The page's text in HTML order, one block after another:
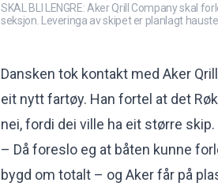
SKAL BLI LENGRE: Aker Qrill Company skal
seksjon. Leveringa av skipet er planlagt
Dansken tok kontakt med Aker
eit nytt fartøy. Han fortel at det
nei, fordi dei ville ha eit større skip.
– Då foreslo eg at båten kunne
bygd om totalt – og Aker får på